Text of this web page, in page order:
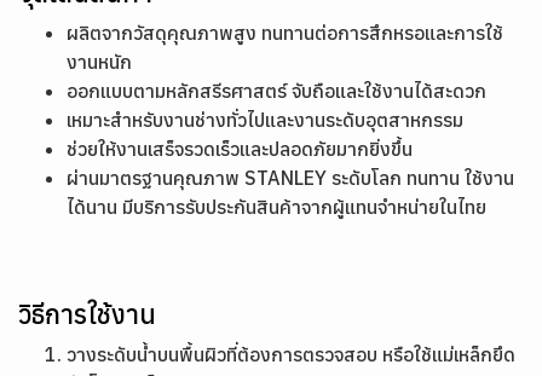
ผลิตจากวัสดุคุณภาพสูง ทนทานต่อการสึกหรอและการใช้
งานหนัก
ออกแบบตามหลักสรีรศาสตร์ จับถือและใช้งานได้สะดวก
เหมาะสำหรับงานช่างทั่วไปและงานระดับอุตสาหกรรม
ช่วยให้งานเสร็จรวดเร็วและปลอดภัยมากยิ่งขึ้น
ผ่านมาตรฐานคุณภาพ STANLEY ระดับโลก ทนทาน ใช้งาน
ได้นาน มีบริการรับประกันสินค้าจากผู้แทนจำหน่ายในไทย
วิธีการใช้งาน
วางระดับน้ำบนพื้นผิวที่ต้องการตรวจสอบ หรือใช้แม่เหล็กยึด